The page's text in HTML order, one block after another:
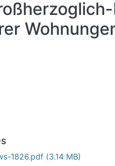
1826.pdf (3.14 MB)